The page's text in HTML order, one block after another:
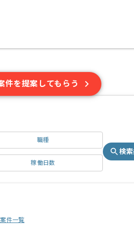
件を提案してもらう
職種
稼働日数
検
件一覧